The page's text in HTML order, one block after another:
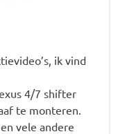
ik vind
4/7 shifter
te monteren.
vele andere